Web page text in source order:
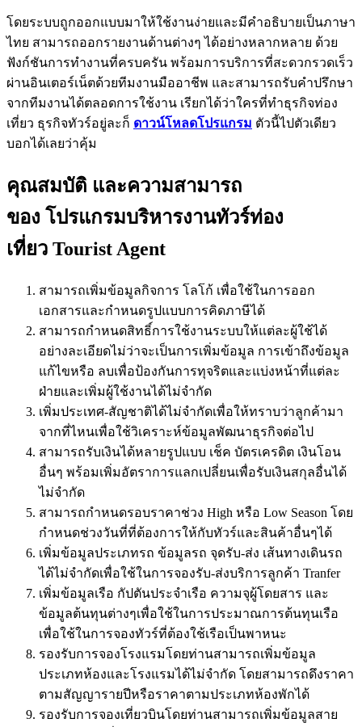
โดยระบบถูกออกแบบมาให้ใช้งานง่ายและมีคำอธิบายเป็นภาษา
ไทย สามารถออกรายงานด้านต่างๆ ได้อย่างหลากหลาย ด้วย
ฟังก์ชันการทำงานที่ครบครัน พร้อมการบริการที่สะดวกรวดเร็ว
ผ่านอินเตอร์เน็ตด้วยทีมงานมืออาชีพ และสามารถรับคำปรึกษา
จากทีมงานได้ตลอดการใช้งาน เรียกได้ว่าใครที่ทำธุรกิจท่อง
เที่ยว ธุรกิจทัวร์อยู่ละก็ ดาวน์โหลดโปรแกรม ตัวนี้ไปตัวเดียว
บอกได้เลยว่าคุ้ม
คุณสมบัติ และความสามารถ
ของ โปรแกรมบริหารงานทัวร์ท่อง
เที่ยว Tourist Agent
สามารถเพิ่มข้อมูลกิจการ โลโก้ เพื่อใช้ในการออก
เอกสารและกำหนดรูปแบบการคิดภาษีได้
สามารถกำหนดสิทธิ์การใช้งานระบบให้แต่ละผู้ใช้ได้
อย่างละเอียดไม่ว่าจะเป็นการเพิ่มข้อมูล การเข้าถึงข้อมูล
แก้ไขหรือ ลบเพื่อป้องกันการทุจริตและแบ่งหน้าที่แต่ละ
ฝ่ายและเพิ่มผู้ใช้งานได้ไม่จำกัด
เพิ่มประเทศ-สัญชาติได้ไม่จำกัดเพื่อให้ทราบว่าลูกค้ามา
จากที่ไหนเพื่อใช้วิเคราะห์ข้อมูลพัฒนาธุรกิจต่อไป
สามารถรับเงินได้หลายรูปแบบ เช็ค บัตรเครดิต เงินโอน
อื่นๆ พร้อมเพิ่มอัตราการแลกเปลี่ยนเพื่อรับเงินสกุลอื่นได้
ไม่จำกัด
สามารถกำหนดรอบราคาช่วง High หรือ Low Season โดย
กำหนดช่วงวันที่ที่ต้องการให้กับทัวร์และสินค้าอื่นๆได้
เพิ่มข้อมูลประเภทรถ ข้อมูลรถ จุดรับ-ส่ง เส้นทางเดินรถ
ได้ไม่จำกัดเพื่อใช้ในการจองรับ-ส่งบริการลูกค้า Tranfer
เพิ่มข้อมูลเรือ กัปตันประจำเรือ ความจุผู้โดยสาร และ
ข้อมูลต้นทุนต่างๆเพื่อใช้ในการประมาณการต้นทุนเรือ
เพื่อใช้ในการจองทัวร์ที่ต้องใช้เรือเป็นพาหนะ
รองรับการจองโรงแรมโดยท่านสามารถเพิ่มข้อมูล
ประเภทห้องและโรงแรมได้ไม่จำกัด โดยสามารถดึงราคา
ตามสัญญารายปีหรือราคาตามประเภทห้องพักได้
รองรับการจองเที่ยวบินโดยท่านสามารถเพิ่มข้อมูลสาย